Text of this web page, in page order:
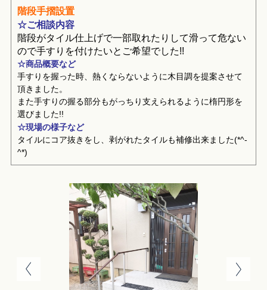
階段手摺設置
☆ご相談内容
階段がタイル仕上げで一部取れたりして滑って危ない
ので手すりを付けたいとご希望でした!!
☆商品概要など
手すりを握った時、熱くならないように木目調を提案させて
頂きました。
また手すりの握る部分もがっちり支えられるように楕円形を
選びました!!
☆現場の様子など
タイルにコア抜きをし、剥がれたタイルも補修出来ました(*^-
^*)